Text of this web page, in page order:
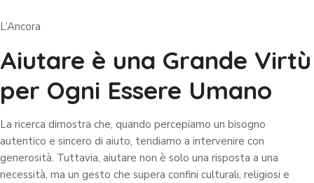
L’Ancora
Aiutare è una Grande Virtù
per Ogni Essere Umano
La ricerca dimostra che, quando percepiamo un bisogno
autentico e sincero di aiuto, tendiamo a intervenire con
generosità. Tuttavia, aiutare non è solo una risposta a una
necessità, ma un gesto che supera confini culturali, religiosi e